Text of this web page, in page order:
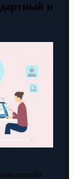
и
способа